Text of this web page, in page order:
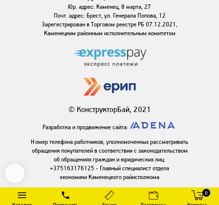
0
Юр. адрес: Каменец, 8 марта, 27
Почт. адрес: Брест, ул. Генерала Попова, 12
Зарегестрирован в Торговом реестре РБ 07.12.2021,
Каменецким районным исполнительным комитетом
© КонструкторБай, 2021
Разработка и продвижение сайта:
Номер телефона работников, уполномоченных рассматривать
обращения покупателей в соответствии с законодательством
об обращениях граждан и юридических лиц:
+375163176125 - Главный специалист отдела
экономики Каменецкого райисполкома